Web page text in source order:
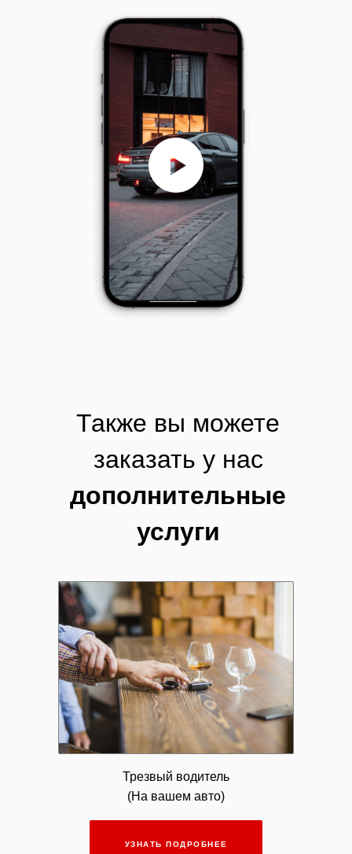
Также вы можете
заказать у нас
дополнительные
услуги
Трезвый водитель
(На вашем авто)
УЗНАТЬ ПОДРОБНЕЕ